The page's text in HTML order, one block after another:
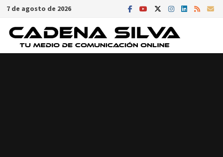
Saltar
contenido
7 de agosto de 2026